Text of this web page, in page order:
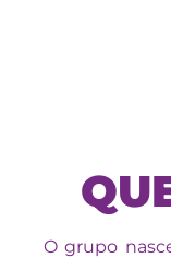
O grupo